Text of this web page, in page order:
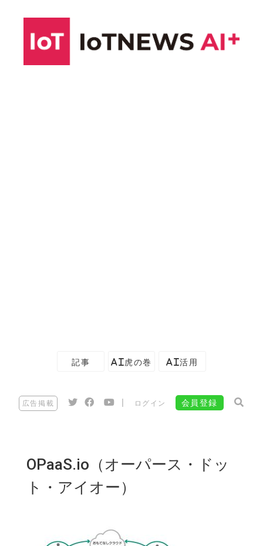
記事 AI虎の巻 AI活用
広告掲載 ログイン 会員登録
OPaaS.io（オーパース・ドッ
ト・アイオー）